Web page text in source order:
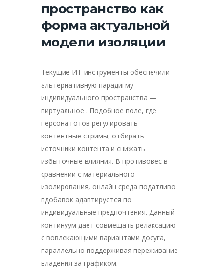
пространство как
форма актуальной
модели изоляции
Текущие ИТ-инструменты обеспечили
альтернативную парадигму
индивидуального пространства —
виртуальное . Подобное поле, где
персона готов регулировать
контентные стримы, отбирать
источники контента и снижать
избыточные влияния. В противовес в
сравнении с материального
изолирования, онлайн среда податливо
вдобавок адаптируется по
индивидуальные предпочтения. Данный
континуум дает совмещать релаксацию
с вовлекающими вариантами досуга,
параллельно поддерживая переживание
владения за графиком.